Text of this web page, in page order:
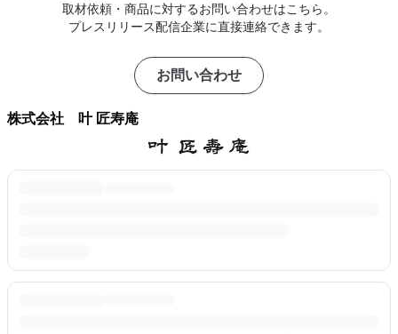
取材依頼・商品に対するお問い合わせはこちら。
プレスリリース配信企業に直接連絡できます。
お問い合わせ
株式会社 叶 匠寿庵